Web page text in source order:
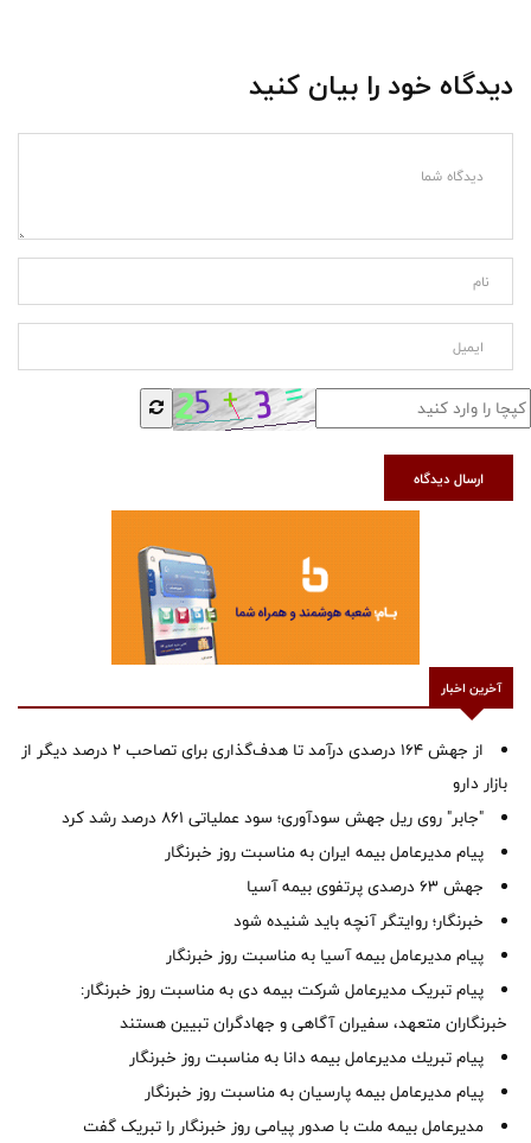
دیدگاه خود را بیان کنید
ارسال دیدگاه
آخرین اخبار
از جهش ۱۶۴ درصدی درآمد تا هدف‌گذاری برای تصاحب ۲ درصد دیگر از
بازار دارو
"جابر" روی ریل جهش سودآوری؛ سود عملیاتی ۸۶۱ درصد رشد کرد
پیام مدیرعامل بیمه ایران به مناسبت روز خبرنگار
جهش ۶۳ درصدی پرتفوی بیمه آسیا
خبرنگار؛ روایتگر آنچه باید شنیده شود
پیام مدیرعامل بیمه آسیا به مناسبت روز خبرنگار
پیام تبریک مدیرعامل شرکت بیمه دی به مناسبت روز خبرنگار:
خبرنگاران متعهد، سفیران آگاهی و جهادگران تبیین هستند
پیام ‌تبریك‌ مدیرعامل بیمه دانا به مناسبت روز خبرنگار
پیام مدیرعامل بیمه پارسیان به مناسبت روز خبرنگار
مدیرعامل بیمه ملت با صدور پیامی روز خبرنگار را تبریک گفت